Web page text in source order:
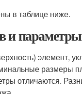
в таблице ниже.
и
элемент,
размеры
отличаются.